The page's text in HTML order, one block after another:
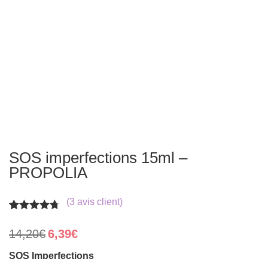
SOS imperfections 15ml –
PROPOLIA
sur 5
basé sur
(3 avis client)
14,20€ Le
prix
initial
6,39€Le
actuel
SOS Imperfections